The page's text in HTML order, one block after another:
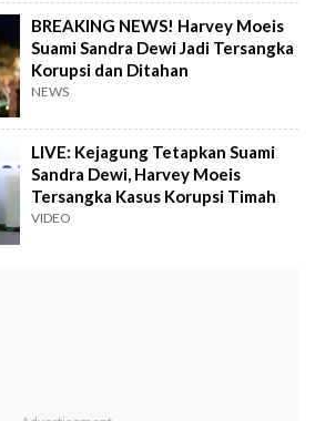
BREAKING NEWS! Harvey Moeis
Suami Sandra Dewi Jadi Tersangka
Korupsi dan Ditahan
NEWS
LIVE: Kejagung Tetapkan Suami
Sandra Dewi, Harvey Moeis
Tersangka Kasus Korupsi Timah
VIDEO